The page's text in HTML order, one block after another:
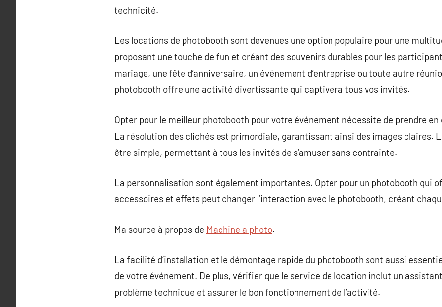
technicité.
Les locations de photobooth sont devenues une option populaire pour une
proposant une touche de fun et créant des souvenirs durables pour les
mariage, une fête d’anniversaire, un événement d’entreprise ou toute autre
photobooth offre une activité divertissante qui captivera tous vos invités.
Opter pour le meilleur photobooth pour votre événement nécessite de prendre
La résolution des clichés est primordiale, garantissant ainsi des images claires.
être simple, permettant à tous les invités de s’amuser sans contrainte.
La personnalisation sont également importantes. Opter pour un photobooth qui
accessoires et effets peut changer l’interaction avec le photobooth, créant
Ma source à propos de Machine a photo.
La facilité d’installation et le démontage rapide du photobooth sont aussi
de votre événement. De plus, vérifier que le service de location inclut un
problème technique et assurer le bon fonctionnement de l’activité.